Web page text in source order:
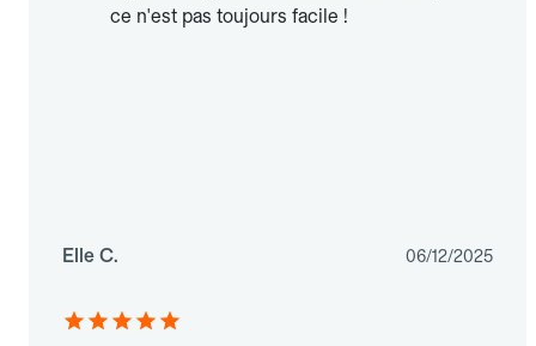
ce n'est pas toujours facile !
Elle C. 06/12/2025